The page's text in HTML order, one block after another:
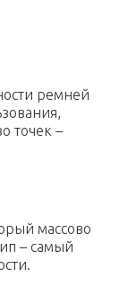
ремней
точек –
массово
– самый